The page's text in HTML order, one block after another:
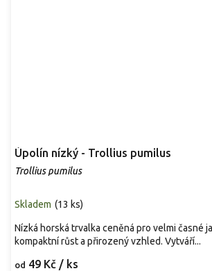
Úpolín nízký - Trollius pumilus
Trollius pumilus
Skladem (13 ks)
od 49 Kč / ks
Nízká horská trvalka ceněná pro velmi časné
kompaktní růst a přirozený vzhled. Vytváří...